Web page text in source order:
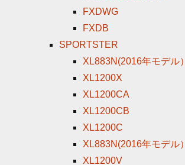
FXDWG
FXDB
SPORTSTER
XL883N(2016年モデル）
XL1200X
XL1200CA
XL1200CB
XL1200C
XL883N(2016年モデル）
XL1200V